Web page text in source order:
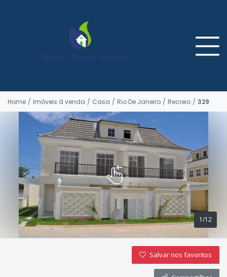
Home / Imóveis à venda / Casa / Rio De Janeiro / Recreio / 329
1/12
Salvar nos favoritos